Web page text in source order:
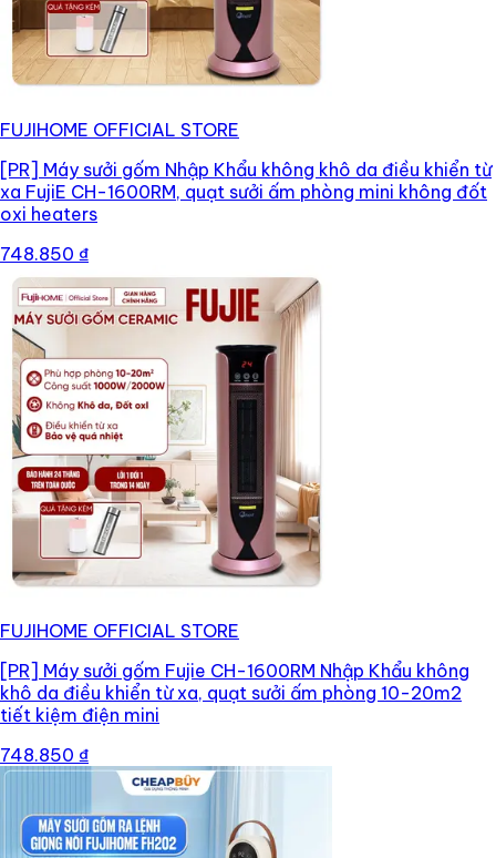
FUJIHOME OFFICIAL STORE
[PR] Máy sưởi gốm Nhập Khẩu không khô da điều khiển từ
xa FujiE CH-1600RM, quạt sưởi ấm phòng mini không đốt
oxi heaters
748.850 ₫
FUJIHOME OFFICIAL STORE
[PR] Máy sưởi gốm Fujie CH-1600RM Nhập Khẩu không
khô da điều khiển từ xa, quạt sưởi ấm phòng 10-20m2
tiết kiệm điện mini
748.850 ₫